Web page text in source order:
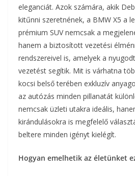
eleganciát. Azok számára, akik
kitűnni szeretnének, a BMW X5 a
prémium SUV nemcsak a
hanem a biztosított vezetési
rendszereivel is, amelyek a
vezetést segítik. Mit is várhatna
kocsi belső terében exkluzív
az autózás minden pillanatát
nemcsak üzleti utakra ideális,
kirándulásokra is megfelelő
beltere minden igényt kielégít.
Hogyan emelhetik az életünket